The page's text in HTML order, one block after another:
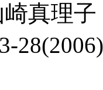
崎真理
28(2006)